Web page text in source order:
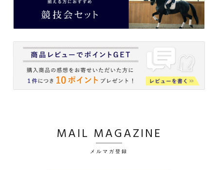
MAIL MAGAZINE
メルマガ登録